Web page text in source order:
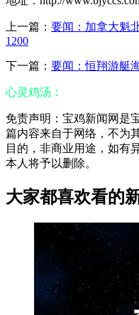
上一篇： 要闻：加拿大魁
1200
下一篇： 要闻：恒翔游艇
心灵鸡汤：
免责声明：宝鸡新闻网是
篇内容来自于网络，不为
目的，非商业用途，如有
本人将予以删除。
大家都喜欢看的